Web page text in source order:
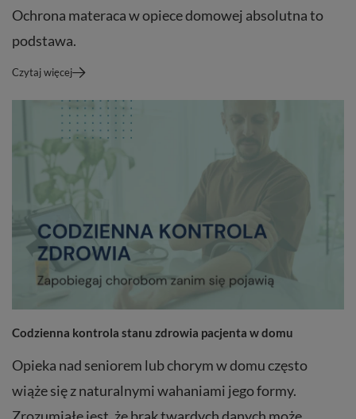
Ochrona materaca w opiece domowej absolutna to
podstawa.
Czytaj więcej
Codzienna kontrola stanu zdrowia pacjenta w domu
Opieka nad seniorem lub chorym w domu często
wiąże się z naturalnymi wahaniami jego formy.